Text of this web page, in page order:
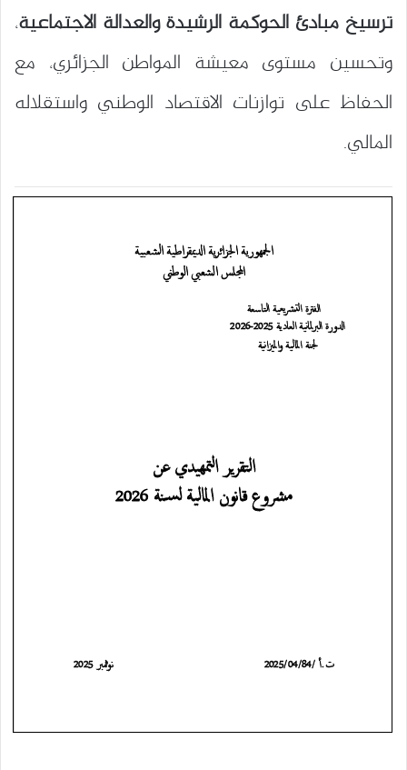
ترسيخ مبادئ الحوكمة الرشيدة والعدالة الاجتماعية،
وتحسين مستوى معيشة المواطن الجزائري، مع
الحفاظ على توازنات الاقتصاد الوطني واستقلاله
المالي.